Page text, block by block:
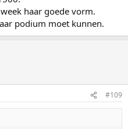
haar goede vorm.
podium moet kunnen.
#109